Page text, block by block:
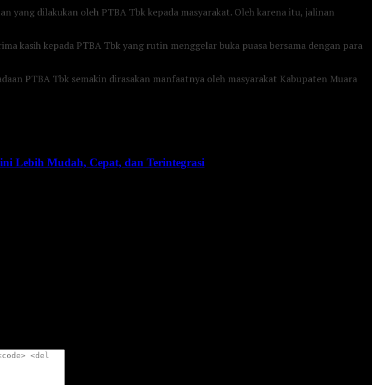
yang dilakukan oleh PTBA Tbk kepada masyarakat. Oleh karena itu, jalinan
kasih kepada PTBA Tbk yang rutin menggelar buka puasa bersama dengan para
PTBA Tbk semakin dirasakan manfaatnya oleh masyarakat Kabupaten Muara
Lebih Mudah, Cepat, dan Terintegrasi